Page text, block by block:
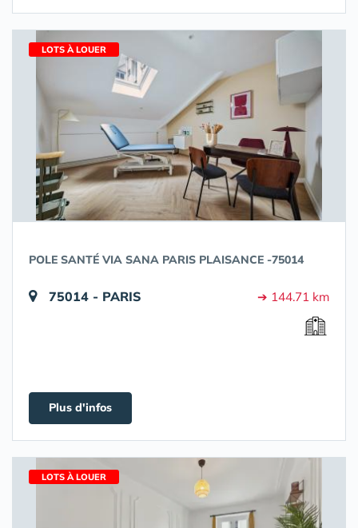
LOTS À LOUER
POLE SANTÉ VIA SANA PARIS PLAISANCE -75014
75014 - PARIS ➔ 144.71 km
Plus d'infos
LOTS À LOUER